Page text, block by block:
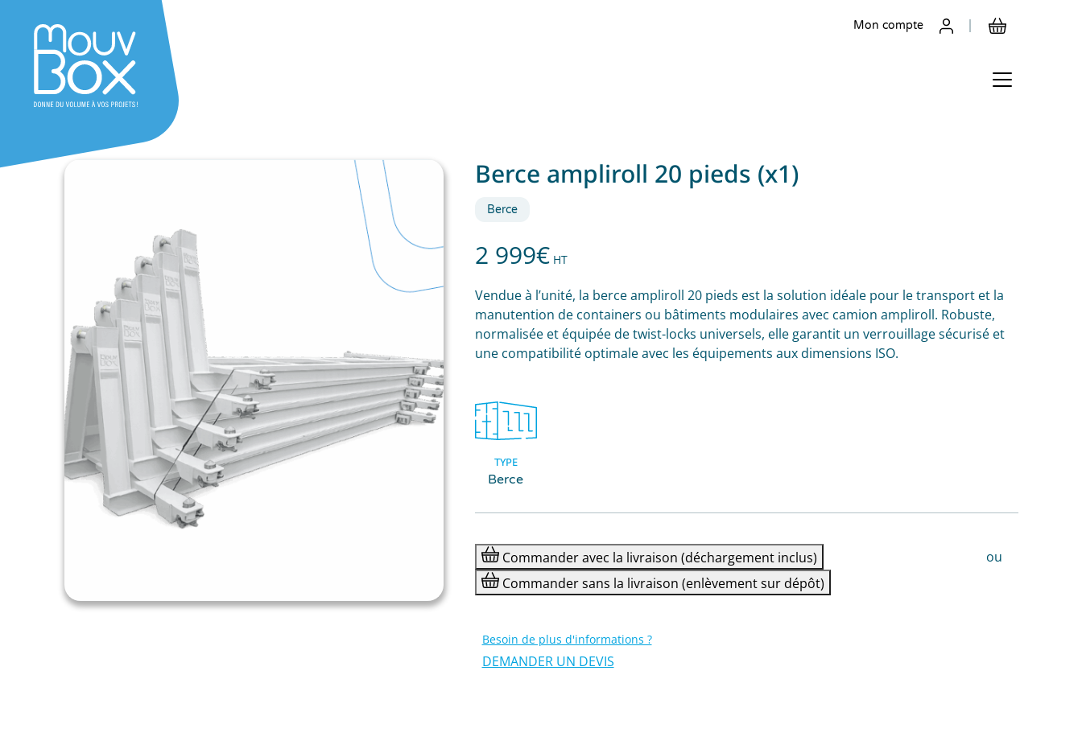
Mon compte
Berce ampliroll 20 pieds (x1)
Berce
2 999€ HT
Vendue à l’unité, la berce ampliroll 20 pieds est la solution idéale pour le transport et la
manutention de containers ou bâtiments modulaires avec camion ampliroll. Robuste,
normalisée et équipée de twist-locks universels, elle garantit un verrouillage sécurisé et
une compatibilité optimale avec les équipements aux dimensions ISO.
TYPE
Berce
Commander avec la livraison (déchargement inclus)
ou
Commander sans la livraison (enlèvement sur dépôt)
Besoin de plus d'informations ?
DEMANDER UN DEVIS